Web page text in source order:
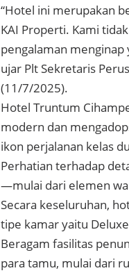
“Hotel ini merupakan
KAI Properti. Kami
pengalaman
ujar Plt Sekretaris
(11/7/2025).
Hotel Truntum
modern dan
ikon perjalanan kelas
Perhatian terhadap
—mulai dari elemen
Secara keseluruhan,
tipe kamar yaitu
Beragam fasilitas
para tamu, mulai dari